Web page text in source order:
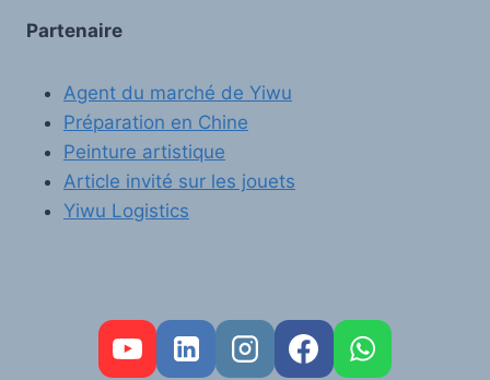
Partenaire
Agent du marché de Yiwu
Préparation en Chine
Peinture artistique
Article invité sur les jouets
Yiwu Logistics